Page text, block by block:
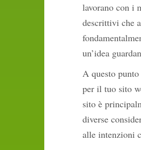
lavorano con i
descrittivi che
un’idea
A questo
per il tuo sito
sito è
diverse
alle intenzioni